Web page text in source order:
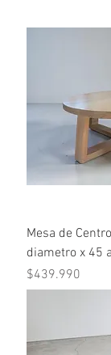
Mesa de
diametro x 45
Precio
$439.990